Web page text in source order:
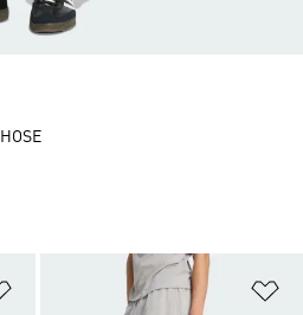
Zur Wunschliste hinzufügen